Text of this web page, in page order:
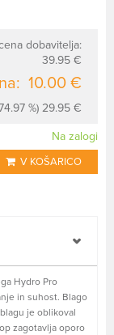
dobavitelja:
39.95 €
10.00 €
%) 29.95 €
Na zalogi
V KOŠARICO
Hydro Pro
in suhost. Blago
je oblikoval
zagotavlja oporo